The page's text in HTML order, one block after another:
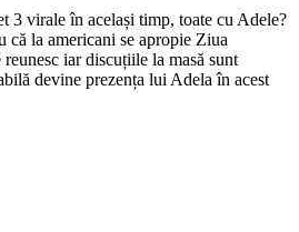
3 virale în același timp, toate cu Adele?
că la americani se apropie Ziua
iar discuțiile la masă sunt
devine prezența lui Adela în acest